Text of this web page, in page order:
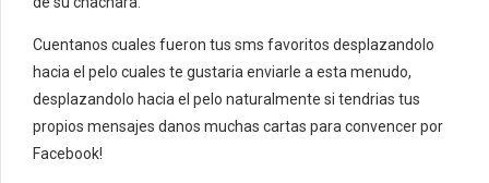
Cuentanos cuales fueron tus sms favoritos desplazandolo
hacia el pelo cuales te gustaria enviarle a esta menudo,
desplazandolo hacia el pelo naturalmente si tendri­as tus
propios mensajes danos muchas cartas para convencer por
Facebook!